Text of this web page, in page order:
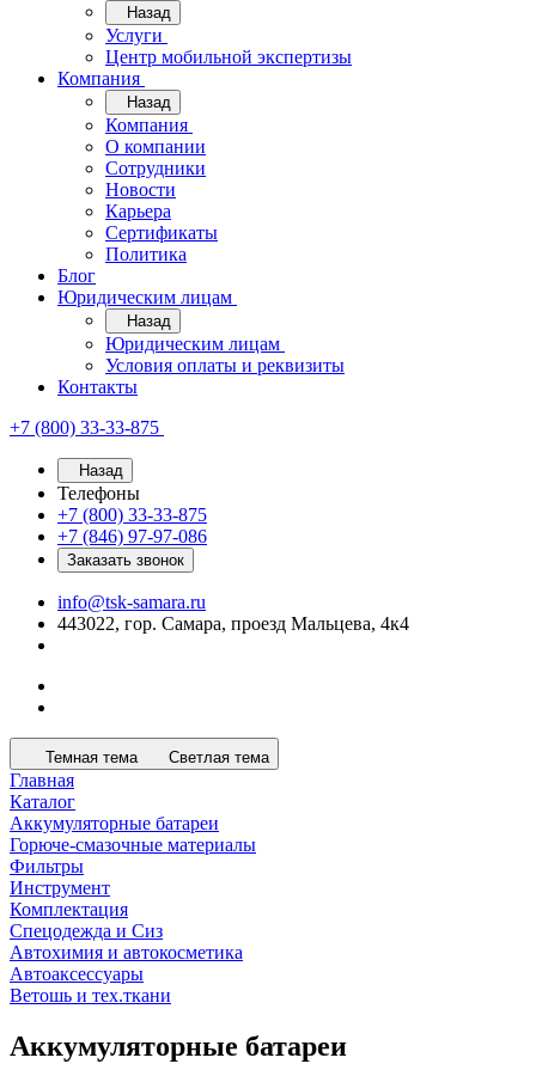
Назад
Услуги
Центр мобильной экспертизы
Компания
Назад
Компания
О компании
Сотрудники
Новости
Карьера
Сертификаты
Политика
Блог
Юридическим лицам
Назад
Юридическим лицам
Условия оплаты и реквизиты
Контакты
+7 (800) 33-33-875
Назад
Телефоны
+7 (800) 33-33-875
+7 (846) 97-97-086
Заказать звонок
info@tsk-samara.ru
443022, гор. Самара, проезд Мальцева, 4к4
Темная тема Светлая тема
Главная
Каталог
Аккумуляторные батареи
Горюче-смазочные материалы
Фильтры
Инструмент
Комплектация
Спецодежда и Сиз
Автохимия и автокосметика
Автоаксессуары
Ветошь и тех.ткани
Аккумуляторные батареи